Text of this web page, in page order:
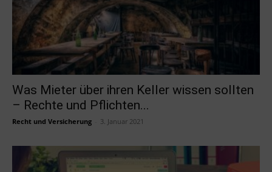
Was Mieter über ihren Keller wissen sollten
– Rechte und Pflichten...
Recht und Versicherung 3. Januar 2021